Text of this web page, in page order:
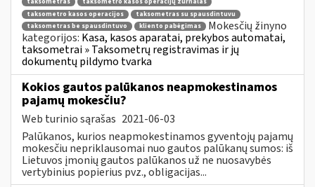
taksometras
taksometro kasos operacijų žurnalas
taksometro kasos operacijos
taksometras su spausdintuvu
taksometras be spausdintuvo
kliento pabėgimas
Mokesčių žinyno
kategorijos: Kasa, kasos aparatai, prekybos automatai,
taksometrai » Taksometrų registravimas ir jų
dokumentų pildymo tvarka
Kokios gautos palūkanos neapmokestinamos
pajamų mokesčiu?
Web turinio sąrašas 2021-06-03
Palūkanos, kurios neapmokestinamos gyventojų pajamų
mokesčiu nepriklausomai nuo gautos palūkanų sumos: iš
Lietuvos įmonių gautos palūkanos už ne nuosavybės
vertybinius popierius pvz., obligacijas...